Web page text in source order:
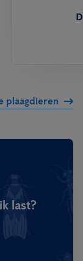
plaagdieren
last?